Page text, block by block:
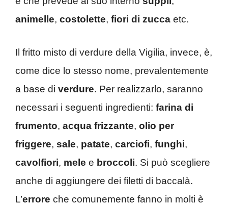
animelle, costolette, fiori di zucca etc.
Il fritto misto di verdure della Vigilia, invece, è,
come dice lo stesso nome, prevalentemente
a base di verdure. Per realizzarlo, saranno
necessari i seguenti ingredienti: farina di
frumento, acqua frizzante, olio per
friggere, sale, patate, carciofi, funghi,
cavolfiori, mele e broccoli. Si può scegliere
anche di aggiungere dei filetti di baccalà.
L’errore che comunemente fanno in molti è